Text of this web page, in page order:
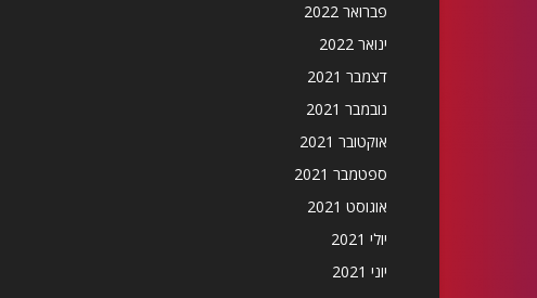
פברואר 2022
ינואר 2022
דצמבר 2021
נובמבר 2021
אוקטובר 2021
ספטמבר 2021
אוגוסט 2021
יולי 2021
יוני 2021